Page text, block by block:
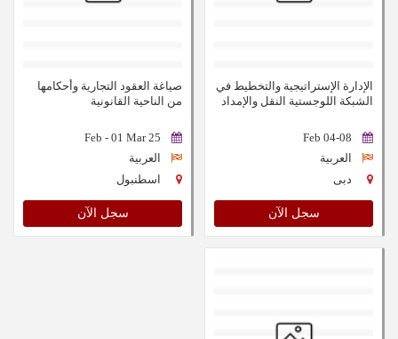
الإدارة الإستراتيجية والتخطيط في
الشبكة اللوجستية النقل والإمداد
04-08 Feb
العربية
دبى
سجل الآن
صياغة العقود التجارية وأحكامها
من الناحية القانونية
25 Feb - 01 Mar
العربية
اسطنبول
سجل الآن